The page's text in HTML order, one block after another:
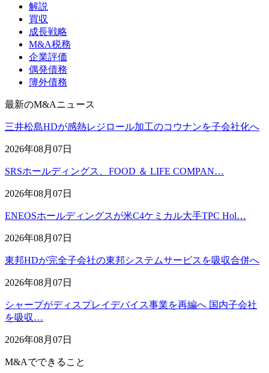
解説
買収
成長戦略
M&A税務
企業評価
偶発債務
簿外債務
最新のM&Aニュース
三井松島HDが感熱レジロール加工のコウナンを子会社化へ
2026年08月07日
SRSホールディングス、FOOD ＆ LIFE COMPAN…
2026年08月07日
ENEOSホールディングスが米C4ケミカル大手TPC Hol…
2026年08月07日
東邦HDが完全子会社の東邦システムサービスを吸収合併へ
2026年08月07日
シャープがディスプレイデバイス事業を再編へ 国内子会社
を吸収…
2026年08月07日
M&Aでできること